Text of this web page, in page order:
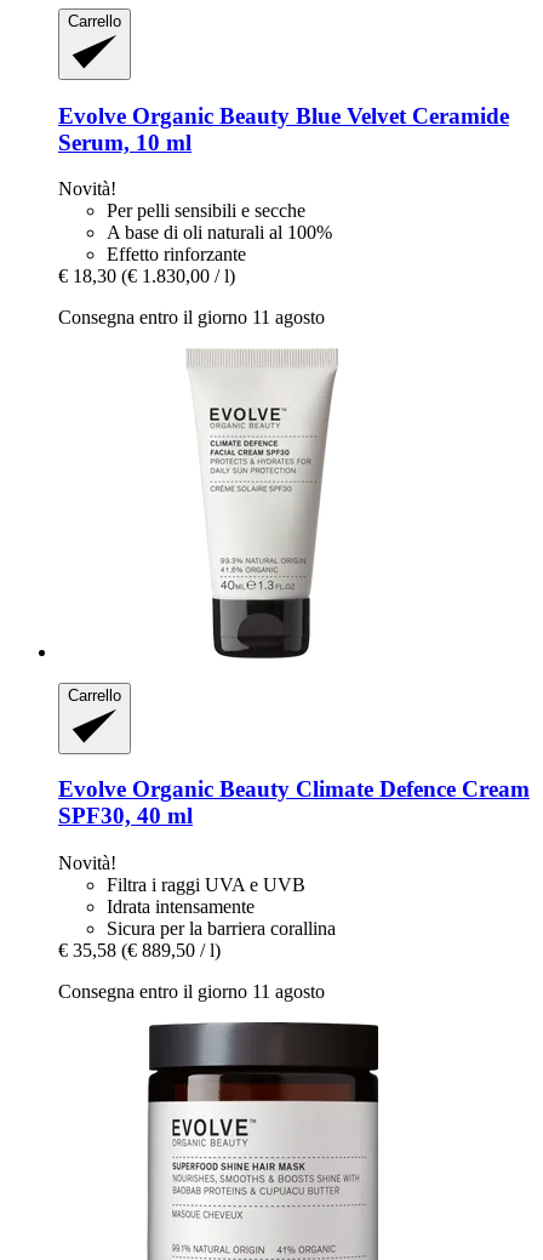
Carrello
Evolve Organic Beauty Blue Velvet Ceramide
Serum, 10 ml
Novità!
Per pelli sensibili e secche
A base di oli naturali al 100%
Effetto rinforzante
€ 18,30 (€ 1.830,00 / l)
Consegna entro il giorno 11 agosto
Carrello
Evolve Organic Beauty Climate Defence Cream
SPF30, 40 ml
Novità!
Filtra i raggi UVA e UVB
Idrata intensamente
Sicura per la barriera corallina
€ 35,58 (€ 889,50 / l)
Consegna entro il giorno 11 agosto